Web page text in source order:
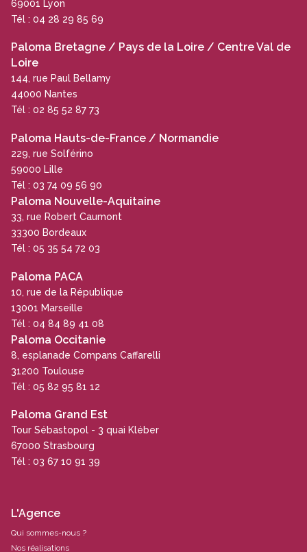
69001 Lyon
Tél : 04 28 29 85 69
Paloma Bretagne / Pays de la Loire / Centre Val de
Loire
144, rue Paul Bellamy
44000 Nantes
Tél : 02 85 52 87 73
Paloma Hauts-de-France / Normandie
229, rue Solférino
59000 Lille
Tél : 03 74 09 56 90
Paloma Nouvelle-Aquitaine
33, rue Robert Caumont
33300 Bordeaux
Tél : 05 35 54 72 03
Paloma PACA
10, rue de la République
13001 Marseille
Tél : 04 84 89 41 08
Paloma Occitanie
8, esplanade Compans Caffarelli
31200 Toulouse
Tél : 05 82 95 81 12
Paloma Grand Est
Tour Sébastopol - 3 quai Kléber
67000 Strasbourg
Tél : 03 67 10 91 39
L'Agence
Qui sommes-nous ?
Nos réalisations